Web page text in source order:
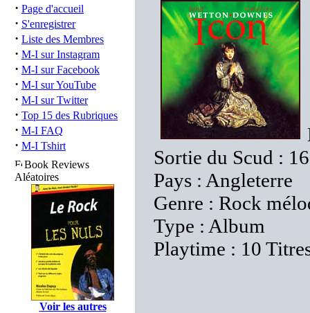
· Page d'accueil
· S'enregistrer
· Liste des Membres
· M-I sur Instagram
· M-I sur Facebook
· M-I sur YouTube
· M-I sur Twitter
· Top 15 des Rubriques
· M-I FAQ
· M-I Tshirt
Book Reviews
Aléatoires
Voir les autres
Sortie du Scud :
Pays : Angleterre
Genre : Rock
Type : Album
Playtime : 10